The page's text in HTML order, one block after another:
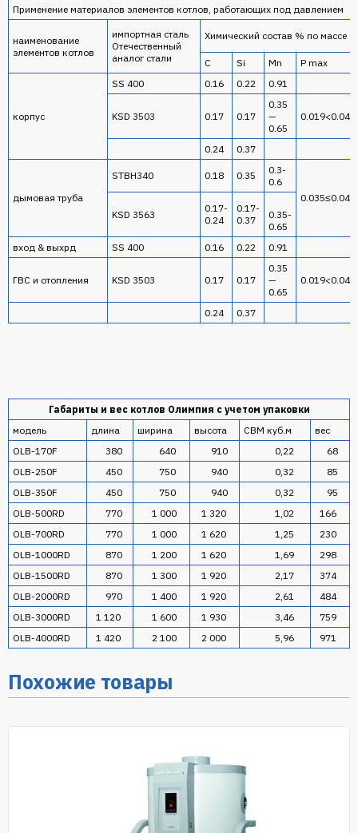
Применение материалов элементов котлов, работающих под давлением
наименование
элементов котлов
импортная сталь
Отечественный
аналог стали
Химический состав % по массе
С Si Mn P max
корпус
SS 400 0.16 0.22 0.91
KSD 3503 0.17 0.17
0.35
—
0.65
0.019<0.04
0.24 0.37
дымовая труба
STBH340 0.18 0.35
0.3-
0.6
0.035≤0.04
KSD 3563
0.17-
0.24
0.17-
0.37
0.35-
0.65
вход & выхрд
SS 400 0.16 0.22 0.91
ГВС и отопления KSD 3503 0.17 0.17
0.35
—
0.65
0.019<0.04
0.24 0.37
Габариты и вес котлов Олимпия с учетом упаковки
модель
длина ширина высота CBM куб.м
вес
OLB-170F
380 640 910 0,22
68
OLB-250F
450 750 940 0,32
85
OLB-350F
450 750 940 0,32
95
OLB-500RD
770 1 000 1 320 1,02
166
OLB-700RD
770 1 000 1 620 1,25
230
OLB-1000RD
870 1 200 1 620 1,69
298
OLB-1500RD
870 1 300 1 920 2,17
374
OLB-2000RD
970 1 400 1 920 2,61
484
OLB-3000RD
1 120 1 600 1 930 3,46
759
OLB-4000RD
1 420 2 100 2 000 5,96 971
Похожие товары